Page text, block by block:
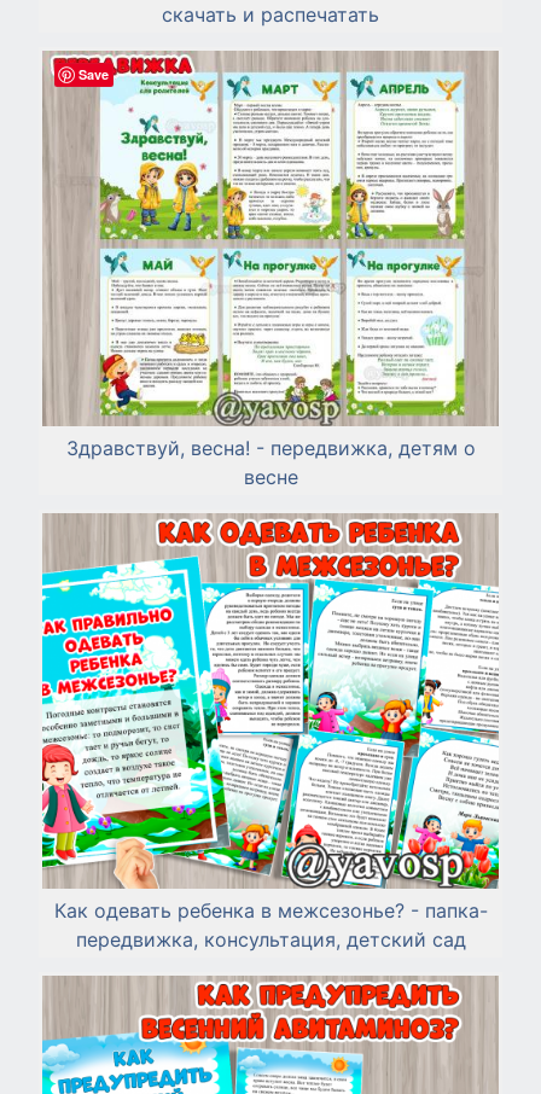
скачать и распечатать
Здравствуй, весна! - передвижка, детям о
весне
Как одевать ребенка в межсезонье? - папка-
передвижка, консультация, детский сад
Save